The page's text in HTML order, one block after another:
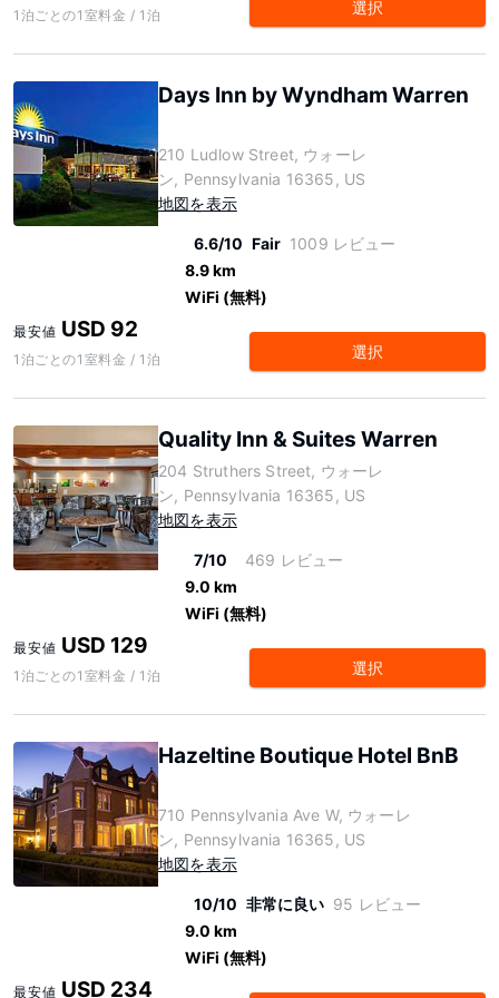
1泊ごとの1室料金 / 1泊 選択
Days Inn by Wyndham Warren
210 Ludlow Street, ウォーレ
ン, Pennsylvania 16365, US
地図を表示
6.6/10 Fair 1009 レビュー
8.9 km
WiFi (無料)
最安値 USD 92
1泊ごとの1室料金 / 1泊 選択
Quality Inn & Suites Warren
204 Struthers Street, ウォーレ
ン, Pennsylvania 16365, US
地図を表示
7/10
469 レビュー
9.0 km
WiFi (無料)
最安値 USD 129
1泊ごとの1室料金 / 1泊 選択
Hazeltine Boutique Hotel BnB
710 Pennsylvania Ave W, ウォーレ
ン, Pennsylvania 16365, US
地図を表示
10/10 非常に良い 95 レビュー
9.0 km
WiFi (無料)
最安値 USD 234